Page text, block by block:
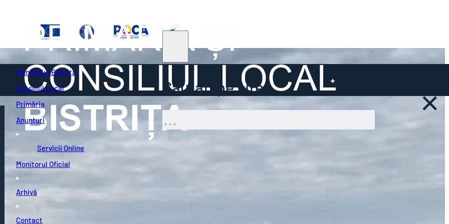
Municipiul Bistrița
Consiliul Local
Primăria
Anunțuri
Servicii Online
Monitorul Oficial
Arhivă
Contact
Căutați pe site ... ×